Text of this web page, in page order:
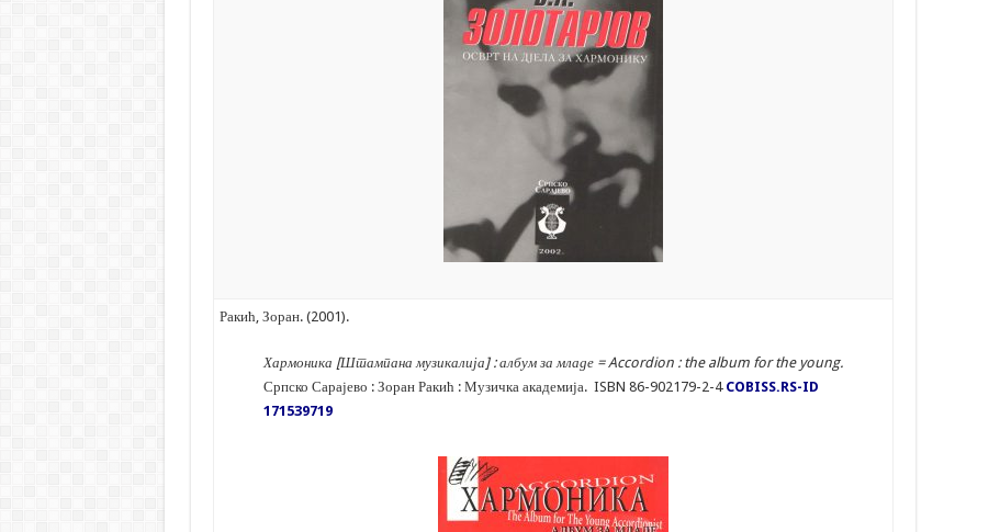
Ракић, Зоран. (2001).
Хармоника [Штампана музикалија] : албум за младе =Accordion: the album for the young.
Српско Сарајево : Зоран Ракић : Музичка академија. ISBN 86-902179-2-4 COBISS.RS-ID
171539719